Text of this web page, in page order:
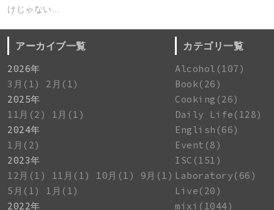
けじゃない...
アーカイブ一覧
2026年
3月(1)
2月(1)
2025年
11月(2)
1月(1)
2024年
1月(2)
2023年
12月(1)
11月(1) 10月(1)
9月(1)
5月(1)
1月(1)
2022年
カテゴリ一覧
Alcohol(107)
Book(26)
Cooking(26)
Daily Life(128)
English(66)
Event(8)
ISC(151)
Laboratory(66)
Live(20)
mixi(1044)